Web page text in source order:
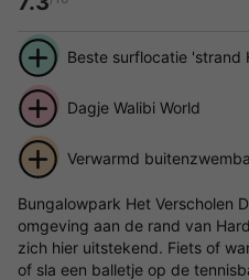
Beste surflocatie 'strand
Dagje Walibi World
Verwarmd
Bungalowpark Het Verscholen
omgeving aan de rand van
zich hier uitstekend. Fiets of
of sla een balletje op de